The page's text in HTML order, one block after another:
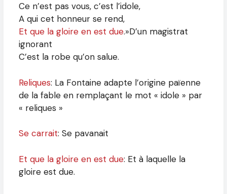
Ce n’est pas vous, c’est l’idole,
A qui cet honneur se rend,
Et que la gloire en est due.»D’un magistrat
ignorant
C’est la robe qu’on salue.
Reliques: La Fontaine adapte l’origine païenne
de la fable en remplaçant le mot « idole » par
« reliques »
Se carrait: Se pavanait
Et que la gloire en est due: Et à laquelle la
gloire est due.